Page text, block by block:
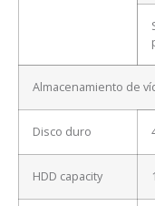
Almacenamiento de
Disco duro
HDD capacity